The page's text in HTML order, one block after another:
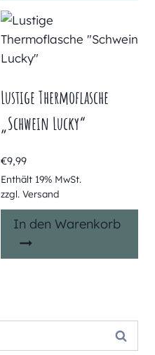
Lustige Thermoflasche
„Schwein Lucky“
€9,99
Enthält 19% MwSt.
zzgl. Versand
In den Warenkorb
Suchen